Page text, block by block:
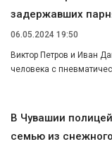
задержавших
06.05.2024 19:50
Виктор Петров и Иван
человека с
В Чувашии
семью из